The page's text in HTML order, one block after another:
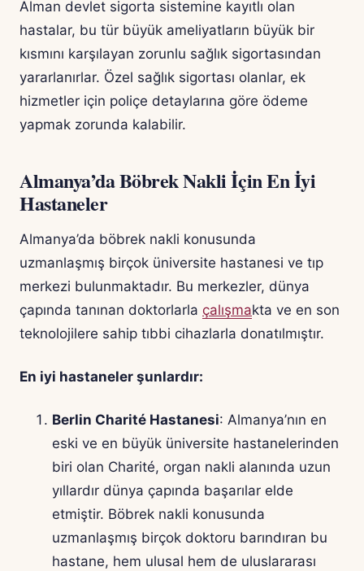
Alman devlet sigorta sistemine kayıtlı olan
hastalar, bu tür büyük ameliyatların büyük bir
kısmını karşılayan zorunlu sağlık sigortasından
yararlanırlar. Özel sağlık sigortası olanlar, ek
hizmetler için poliçe detaylarına göre ödeme
yapmak zorunda kalabilir.
Almanya’da Böbrek Nakli İçin En İyi
Hastaneler
Almanya’da böbrek nakli konusunda
uzmanlaşmış birçok üniversite hastanesi ve tıp
merkezi bulunmaktadır. Bu merkezler, dünya
çapında tanınan doktorlarla çalışmakta ve en son
teknolojilere sahip tıbbi cihazlarla donatılmıştır.
En iyi hastaneler şunlardır:
Berlin Charité Hastanesi: Almanya’nın en
eski ve en büyük üniversite hastanelerinden
biri olan Charité, organ nakli alanında uzun
yıllardır dünya çapında başarılar elde
etmiştir. Böbrek nakli konusunda
uzmanlaşmış birçok doktoru barındıran bu
hastane, hem ulusal hem de uluslararası